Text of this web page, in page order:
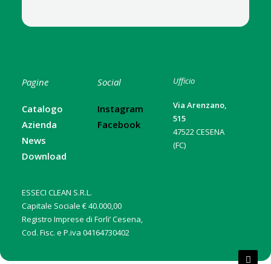
Pagine
Catalogo
Azienda
News
Download
Social
Instagram
Facebook
Ufficio
Via Arenzano,
515
47522 CESENA
(FC)
ESSECI CLEAN S.R.L.
Capitale Sociale € 40.000,00
Registro Imprese di Forli’ Cesena,
Cod. Fisc. e P.iva 04164730402